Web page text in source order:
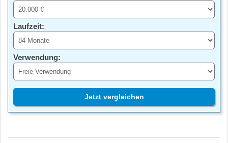
Laufzeit:
Verwendung:
Jetzt vergleichen